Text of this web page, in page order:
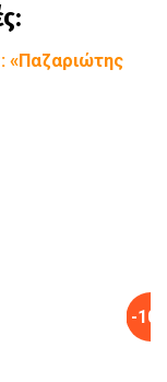
«Παζαριώτης
-